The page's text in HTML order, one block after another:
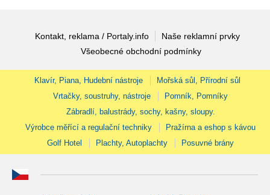
Kontakt, reklama / Portaly.info
Naše reklamní prvky
Všeobecné obchodní podmínky
Klavír, Piana, Hudební nástroje
Mořská sůl, Přírodní sůl
Vrtačky, soustruhy, nástroje
Pomník, Pomníky
Zábradlí, balustrády, sochy, kašny, sloupy.
Výrobce měřící a regulační techniky
Pražírna a eshop s kávou
Golf Hotel
Plachty, Autoplachty Posuvné brány